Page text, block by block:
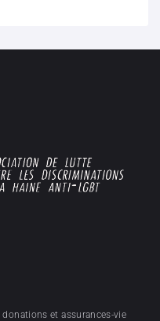
et assurances-vie